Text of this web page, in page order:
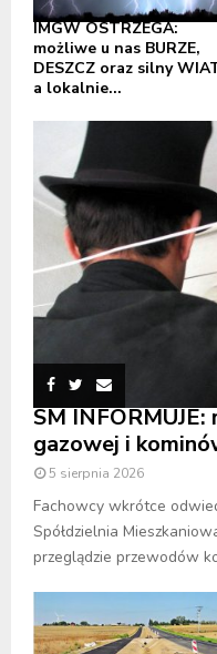
IMGW OSTRZEGA:
możliwe u nas BURZE,
DESZCZ oraz silny
a lokalnie...
SM
gazowej i
5 sierpnia 2026
Fachowcy wkrótce
Spółdzielnia
przeglądzie przewodów